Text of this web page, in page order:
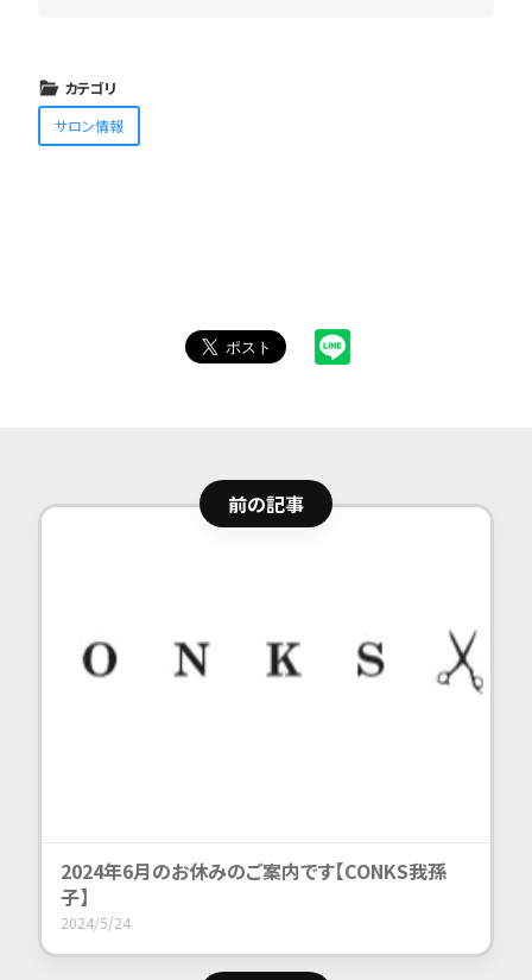
カテゴリ
サロン情報
前の記事
2024年6月のお休みのご案内です【CONKS我孫
子】
2024/5/24